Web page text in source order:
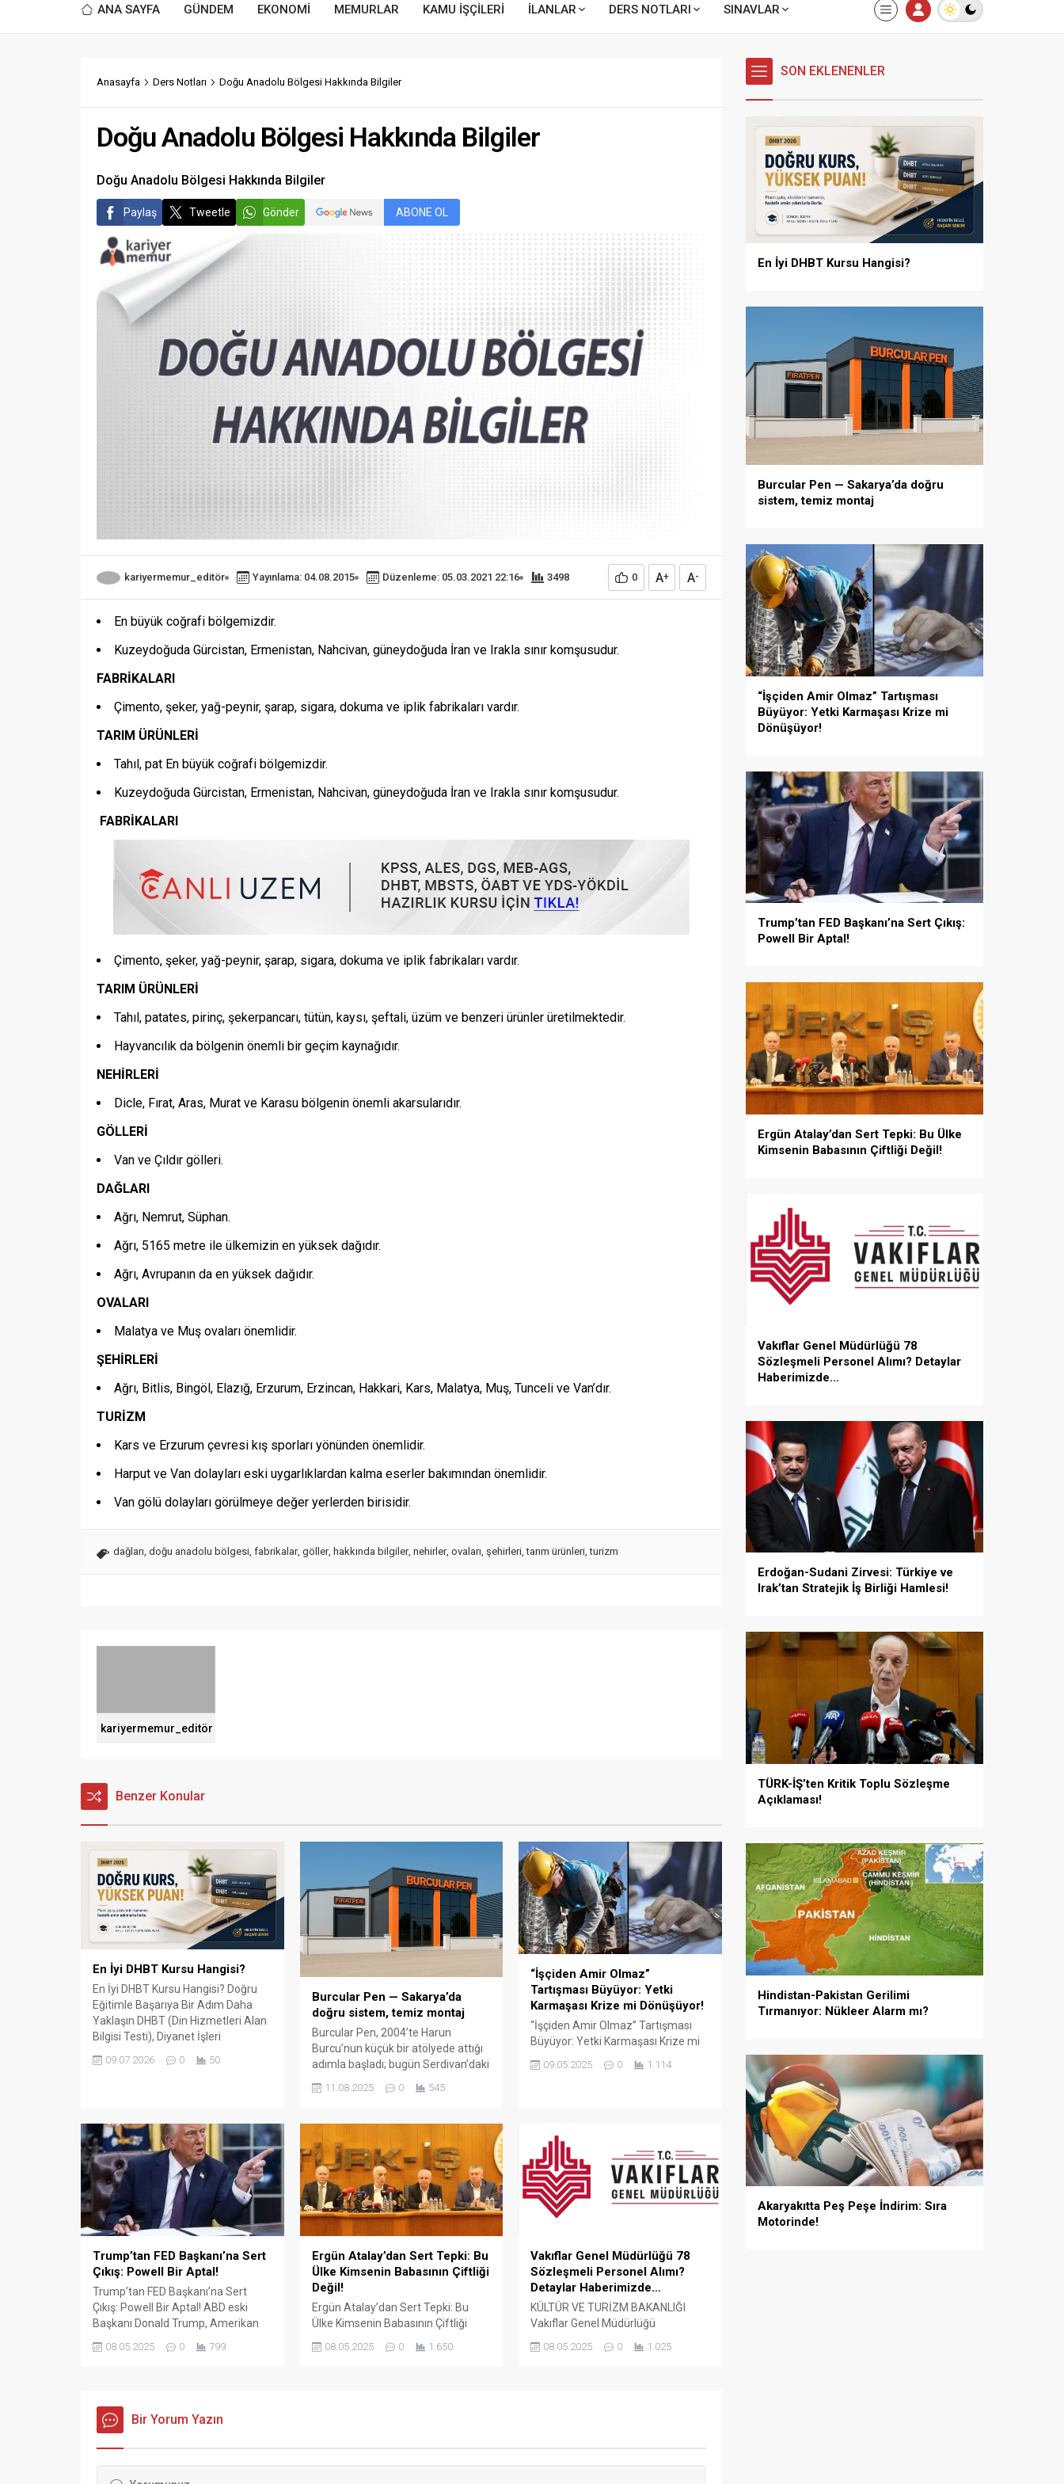
ANA SAYFA GÜNDEM EKONOMİ MEMURLAR KAMU İŞÇİLERİ İLANLAR DERS NOTLARI SINAVLAR
Anasayfa Ders Notları Doğu Anadolu Bölgesi Hakkında Bilgiler
Doğu Anadolu Bölgesi Hakkında Bilgiler
Doğu Anadolu Bölgesi Hakkında Bilgiler
Paylaş Tweetle Gönder ABONE OL
kariyermemur_editör Yayınlama: 04.08.2015 Düzenleme: 05.03.2021 22:16 3498 0 A+ A-
En büyük coğrafi bölgemizdir.
Kuzeydoğuda Gürcistan, Ermenistan, Nahcivan, güneydoğuda İran ve Irakla sınır komşusudur.
FABRİKALARI
Çimento, şeker, yağ-peynir, şarap, sigara, dokuma ve iplik fabrikaları vardır.
TARIM ÜRÜNLERİ
Tahıl, pat En büyük coğrafi bölgemizdir.
Kuzeydoğuda Gürcistan, Ermenistan, Nahcivan, güneydoğuda İran ve Irakla sınır komşusudur.
FABRİKALARI
Çimento, şeker, yağ-peynir, şarap, sigara, dokuma ve iplik fabrikaları vardır.
TARIM ÜRÜNLERİ
Tahıl, patates, pirinç, şekerpancarı, tütün, kaysı, şeftali, üzüm ve benzeri ürünler üretilmektedir.
Hayvancılık da bölgenin önemli bir geçim kaynağıdır.
NEHİRLERİ
Dicle, Fırat, Aras, Murat ve Karasu bölgenin önemli akarsularıdır.
GÖLLERİ
Van ve Çıldır gölleri.
DAĞLARI
Ağrı, Nemrut, Süphan.
Ağrı, 5165 metre ile ülkemizin en yüksek dağıdır.
Ağrı, Avrupanın da en yüksek dağıdır.
OVALARI
Malatya ve Muş ovaları önemlidir.
ŞEHİRLERİ
Ağrı, Bitlis, Bingöl, Elazığ, Erzurum, Erzincan, Hakkari, Kars, Malatya, Muş, Tunceli ve Van’dır.
TURİZM
Kars ve Erzurum çevresi kış sporları yönünden önemlidir.
Harput ve Van dolayları eski uygarlıklardan kalma eserler bakımından önemlidir.
Van gölü dolayları görülmeye değer yerlerden birisidir.
dağları, doğu anadolu bölgesi, fabrikalar, göller, hakkında bilgiler, nehirler, ovaları, şehirleri,tarım ürünleri,turizm
kariyermemur_editör
Benzer Konular
En İyi DHBT Kursu Hangisi?
En İyi DHBT Kursu Hangisi? Doğru
Eğitimle Başarıya Bir Adım Daha
Yaklaşın DHBT (Din Hizmetleri Alan
Bilgisi Testi), Diyanet İşleri
Başkanlığında görev almak isteyen
adaylar için büyük önem taşıyan bir
Ancak en sık sorulan sorulardan...
09.07.2026 0 50
Burcular Pen — Sakarya’da
doğru sistem, temiz montaj
Burcular Pen, 2004’te Harun
Burcu’nun küçük bir atölyede attığı
adımla başladı; bugün Serdivan’daki
kapalı üretim alanıyla, Sakarya ve
balkon, kış bahçesi, panjur ve
küpeşte çözümlerini tek çatı altında
sunuyor. Fıratpen kurumsal bayiliği
ile çalışıyor olmamız; profil kalitesi,
aksesuar standardı...
11.08.2025 0 545
“İşçiden Amir Olmaz”
Tartışması Büyüyor: Yetki
Karmaşası Krize mi Dönüşüyor!
“İşçiden Amir Olmaz” Tartışması
Büyüyor: Yetki Karmaşası Krize mi
çalışanları arasında büyüyen “yetki
açıklamaları, bazı memur
sendikalarının kamu işçilerine
yönelik yaklaşımlarını gözler önüne
serdi. Atalay, bazı memur
sendikalarının Cumhurbaşkanlığı’na
başvurarak “İşçiden amir olmaz”
09.05.2025 0 1.114
Trump’tan FED Başkanı’na Sert
Çıkış: Powell Bir Aptal!
Trump’tan FED Başkanı’na Sert
Çıkış: Powell Bir Aptal! ABD eski
Başkanı Donald Trump, Amerikan
Merkez Bankası (FED) Başkanı
Jerome Powell’ın faiz oranlarını
açıklamada Trump, “Çok geç.
Powell bir aptal, hiçbir fikri yok.
Onun dışında kendisini çok
08.05.2025 0 799
Ergün Atalay’dan Sert Tepki: Bu
Ülke Kimsenin Babasının Çiftliği
Değil!
Ergün Atalay’dan Sert Tepki: Bu
Ülke Kimsenin Babasının Çiftliği
Değil! Türkiye İşçi Sendikaları
Konfederasyonu (TÜRK-İŞ) Genel
gerçekleştirilen basın toplantısında
08.05.2025 0 1.650
Vakıflar Genel Müdürlüğü 78
Sözleşmeli Personel Alımı?
Detaylar Haberimizde…
KÜLTÜR VE TURİZM BAKANLIĞI
Vakıflar Genel Müdürlüğü
SÖZLEŞMELİ PERSONEL ALIM İLANI
Genel Müdürlüğümüz Merkez ve
Esaslar” çerçevesinde sözlü sınavla
08.05.2025 0 1.025
Bir Yorum Yazın
SON EKLENENLER
En İyi DHBT Kursu Hangisi?
Burcular Pen — Sakarya’da doğru
sistem, temiz montaj
“İşçiden Amir Olmaz” Tartışması
Büyüyor: Yetki Karmaşası Krize mi
Dönüşüyor!
Trump’tan FED Başkanı’na Sert Çıkış:
Powell Bir Aptal!
Ergün Atalay’dan Sert Tepki: Bu Ülke
Kimsenin Babasının Çiftliği Değil!
Vakıflar Genel Müdürlüğü 78
Sözleşmeli Personel Alımı? Detaylar
Haberimizde…
Erdoğan-Sudani Zirvesi: Türkiye ve
Irak’tan Stratejik İş Birliği Hamlesi!
TÜRK-İŞ’ten Kritik Toplu Sözleşme
Açıklaması!
Hindistan-Pakistan Gerilimi
Tırmanıyor: Nükleer Alarm mı?
Akaryakıtta Peş Peşe İndirim: Sıra
Motorinde!